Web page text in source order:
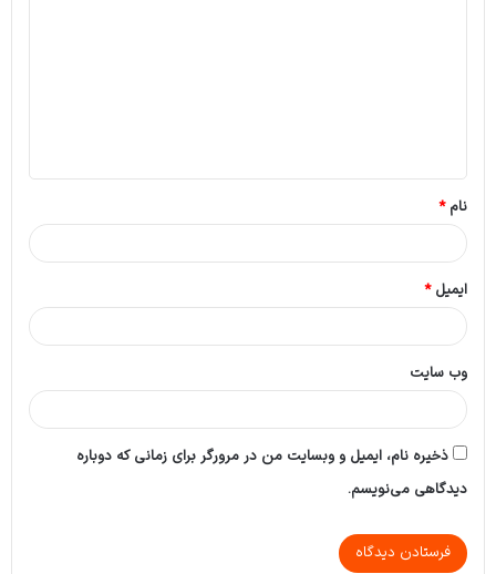
*
نام*
ایمیل*
وب‌ سایت
ذخیره نام، ایمیل و وبسایت من در مرورگر برای زمانی که دوباره
دیدگاهی می‌نویسم.